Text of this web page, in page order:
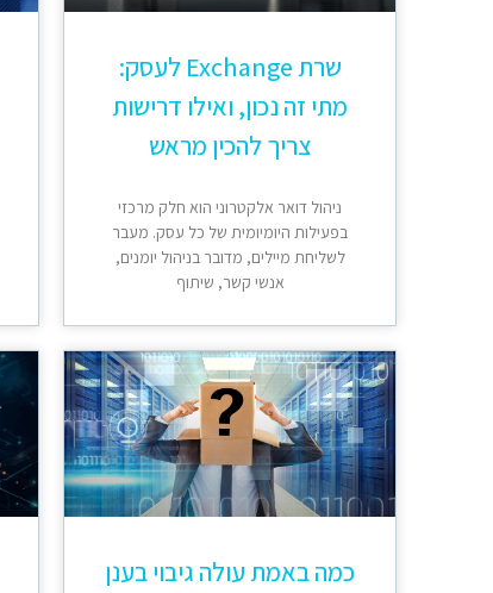
שרת Exchange לעסק:
מתי זה נכון, ואילו דרישות
צריך להכין מראש
ניהול דואר אלקטרוני הוא חלק מרכזי
בפעילות היומיומית של כל עסק. מעבר
לשליחת מיילים, מדובר בניהול יומנים,
אנשי קשר, שיתוף
כמה באמת עולה גיבוי בענן